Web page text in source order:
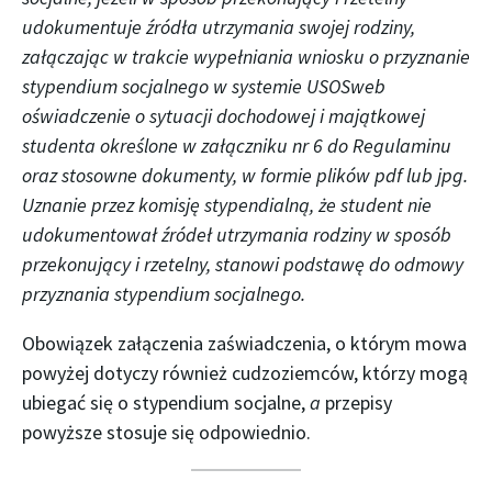
udokumentuje źródła utrzymania swojej rodziny,
załączając w trakcie wypełniania wniosku o przyznanie
stypendium socjalnego w systemie USOSweb
oświadczenie o sytuacji dochodowej i majątkowej
studenta określone w załączniku nr 6 do Regulaminu
oraz stosowne dokumenty, w formie plików pdf lub jpg.
Uznanie przez komisję stypendialną, że student nie
udokumentował źródeł utrzymania rodziny w sposób
przekonujący i rzetelny, stanowi podstawę do odmowy
przyznania stypendium socjalnego.
Obowiązek załączenia zaświadczenia, o którym mowa
powyżej dotyczy również cudzoziemców, którzy mogą
ubiegać się o stypendium socjalne,a przepisy
powyższe stosuje się odpowiednio.